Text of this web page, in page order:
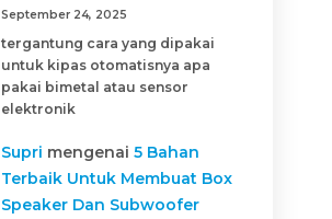
September 24, 2025
tergantung cara yang dipakai
untuk kipas otomatisnya apa
pakai bimetal atau sensor
elektronik
Supri mengenai5 Bahan
Terbaik Untuk Membuat Box
Speaker Dan Subwoofer